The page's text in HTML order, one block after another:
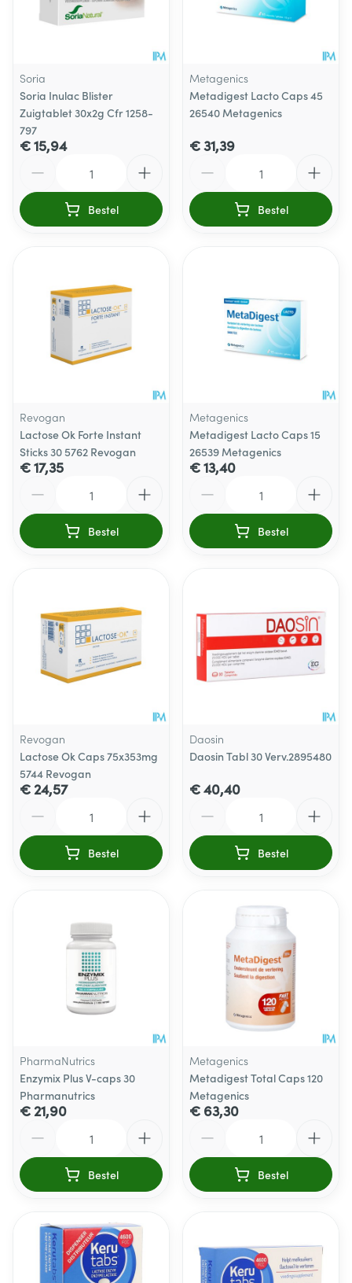
Soria
Soria Inulac Blister
Zuigtablet 30x2g Cfr 1258-
797
€ 15,94
Bestel
Metagenics
Metadigest Lacto Caps 45
26540 Metagenics
€ 31,39
Bestel
Revogan
Lactose Ok Forte Instant
Sticks 30 5762 Revogan
€ 17,35
Bestel
Metagenics
Metadigest Lacto Caps 15
26539 Metagenics
€ 13,40
Bestel
Revogan
Lactose Ok Caps 75x353mg
5744 Revogan
€ 24,57
Bestel
Daosin
Daosin Tabl 30 Verv.2895480
€ 40,40
Bestel
PharmaNutrics
Enzymix Plus V-caps 30
Pharmanutrics
€ 21,90
Bestel
Metagenics
Metadigest Total Caps 120
Metagenics
€ 63,30
Bestel